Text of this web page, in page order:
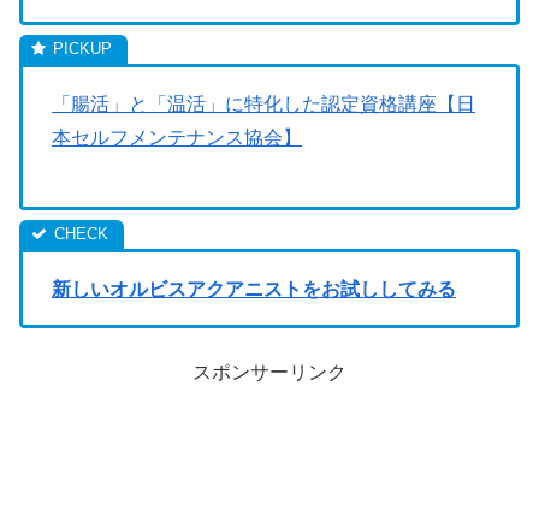
「腸活」と「温活」に特化した認定資格講座【日
本セルフメンテナンス協会】
新しいオルビスアクアニストをお試ししてみる
スポンサーリンク